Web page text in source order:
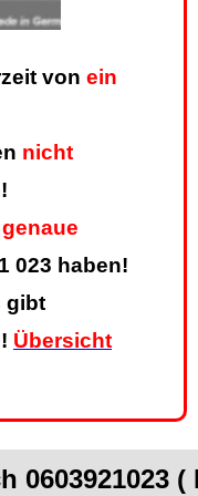
von ein
nicht
genaue
023 haben!
gibt
Übersicht
(